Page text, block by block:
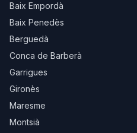
Baix Empordà
Baix Penedès
Berguedà
Conca de Barberà
Garrigues
Gironès
Maresme
Montsià